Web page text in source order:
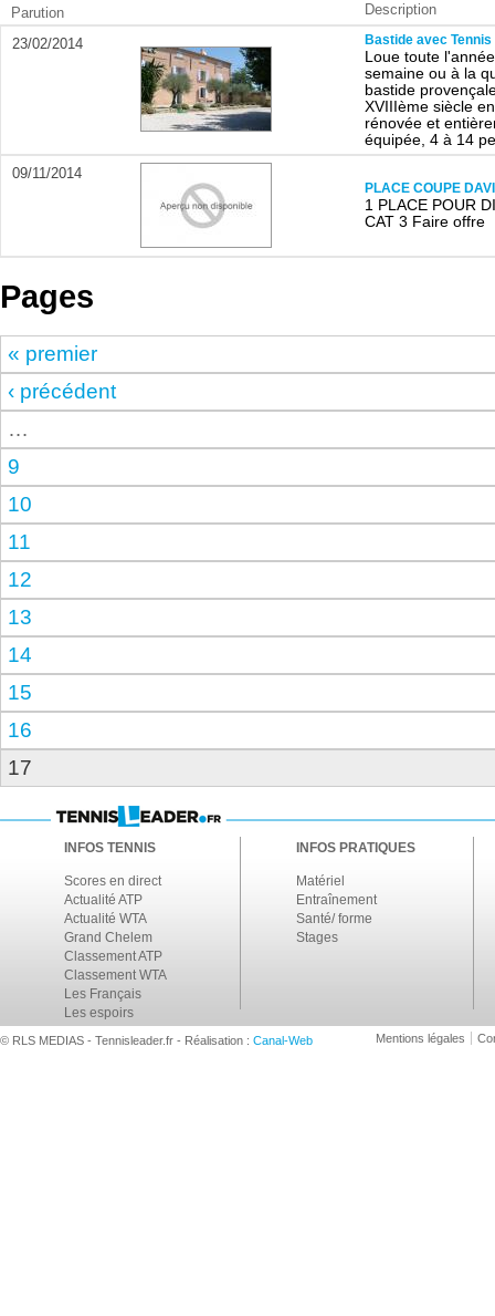
Parution Description
23/02/2014 Bastide avec
Loue toute
semaine ou à la
bastide
XVIIIème siècle
rénovée et
équipée, 4 à 14
09/11/2014
PLACE COUPE
1 PLACE POUR
CAT 3 Faire offre
Pages
« premier
‹ précédent
…
9
10
11
12
13
14
15
16
17
INFOS TENNIS
Scores en direct
Actualité ATP
Actualité WTA
Grand Chelem
Classement ATP
Classement WTA
Les Français
Les espoirs
INFOS PRATIQUES
Matériel
Entraînement
Santé/ forme
Stages
© RLS MEDIAS - Tennisleader.fr - Réalisation : Canal-Web Mentions légales